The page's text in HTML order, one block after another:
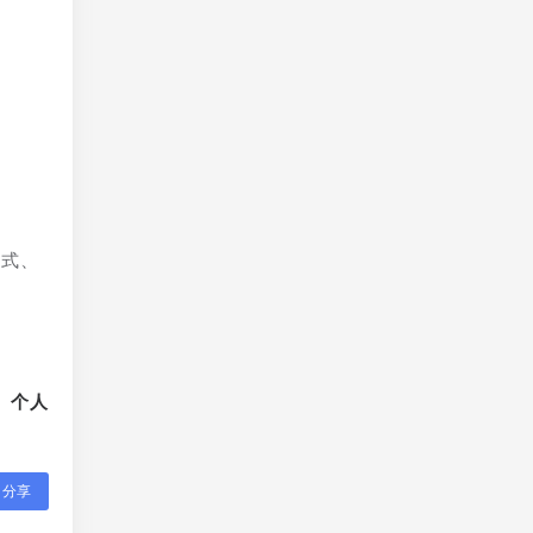
、
个人
分享